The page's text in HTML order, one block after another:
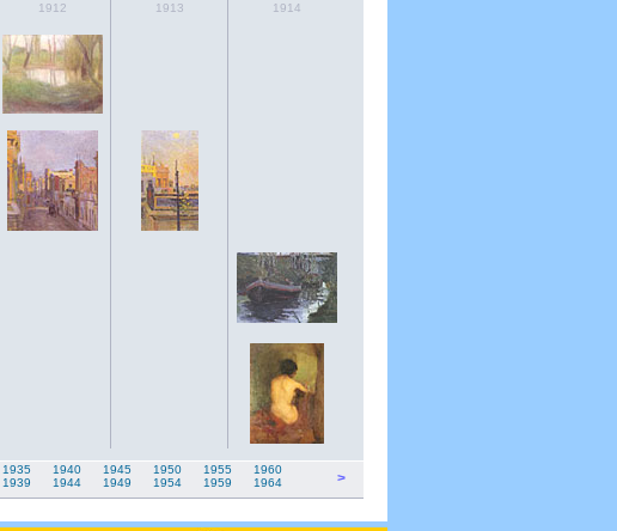
1912 1913 1914
1935
1939
1940
1944
1945
1949
1950
1954
1955
1959
1960
1964
>